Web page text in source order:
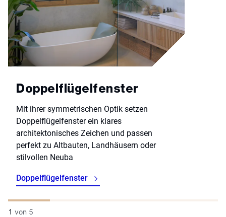
Doppelflügelfenster
Mit ihrer symmetrischen Optik setzen
Doppelflügelfenster ein klares
architektonisches Zeichen und passen
perfekt zu Altbauten, Landhäusern oder
stilvollen Neuba
Doppelflügelfenster
1 von 5